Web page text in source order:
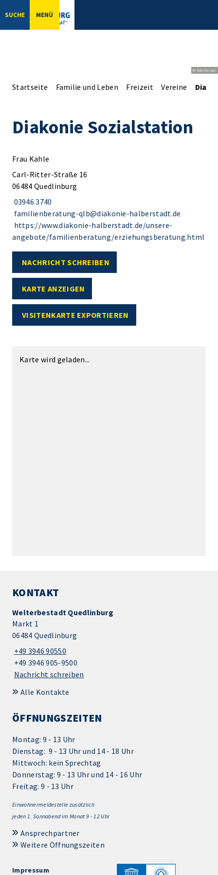
SUCHE MENÜ
© bbsferrari
Startseite Familie und Leben Freizeit Vereine
Diakonie Sozialstation
Frau Kahle
Carl-Ritter-Straße 16
06484 Quedlinburg
03946 3740
familienberatung-qlb@diakonie-halberstadt.de
https://www.diakonie-halberstadt.de/unsere-
angebote/familienberatung/erziehungsberatung.html
NACHRICHT SCHREIBEN
KARTE ANZEIGEN
VISITENKARTE EXPORTIEREN
Karte wird geladen...
KONTAKT
Welterbestadt Quedlinburg
Markt 1
06484 Quedlinburg
+49 3946 90550
+49 3946 905-9500
Nachricht schreiben
Alle Kontakte
ÖFFNUNGSZEITEN
Montag: 9 - 13 Uhr
Dienstag: 9 - 13 Uhr und 14 - 18 Uhr
Mittwoch: kein Sprechtag
Donnerstag: 9 - 13 Uhr und 14 - 16 Uhr
Freitag: 9 - 13 Uhr
Einwohnermeldestelle zusätzlich
jeden 1. Sonnabend im Monat 9 - 12 Uhr
Ansprechpartner
Weitere Öffnungszeiten
Impressum